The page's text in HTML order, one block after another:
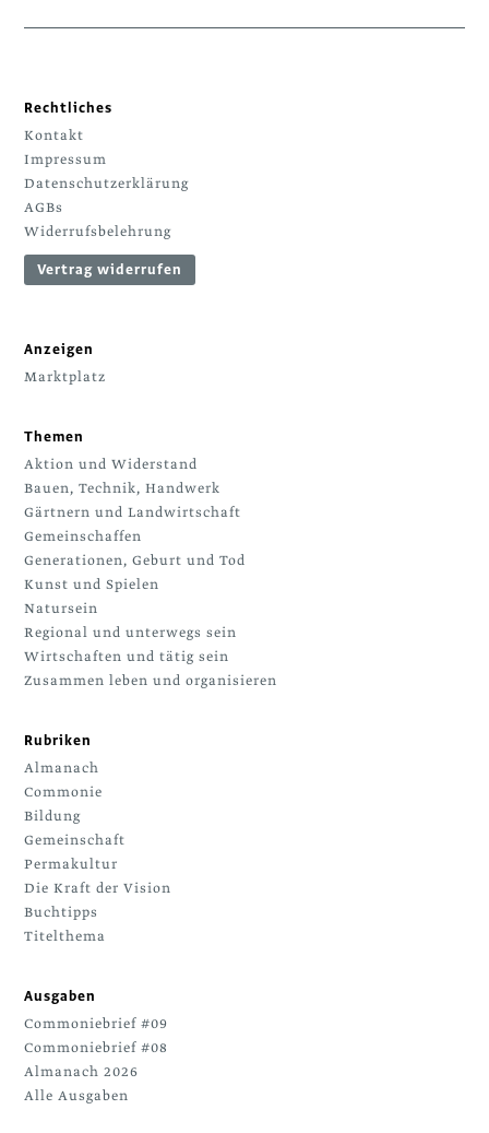
Rechtliches
Kontakt
Impressum
Datenschutzerklärung
AGBs
Widerrufsbelehrung
Vertrag widerrufen
Anzeigen
Marktplatz
Themen
Aktion und Widerstand
Bauen, Technik, Handwerk
Gärtnern und Landwirtschaft
Gemeinschaffen
Generationen, Geburt und Tod
Kunst und Spielen
Natursein
Regional und unterwegs sein
Wirtschaften und tätig sein
Zusammen leben und organisieren
Rubriken
Almanach
Commonie
Bildung
Gemeinschaft
Permakultur
Die Kraft der Vision
Buchtipps
Titelthema
Ausgaben
Commoniebrief #09
Commoniebrief #08
Almanach 2026
Alle Ausgaben